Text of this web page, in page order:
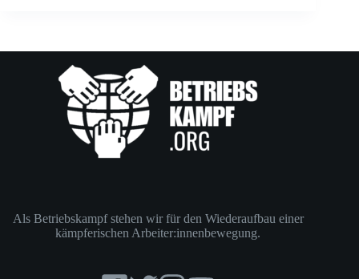
Als Betriebskampf stehen wir für den Wiederaufbau einer
kämpferischen Arbeiter:innenbewegung.